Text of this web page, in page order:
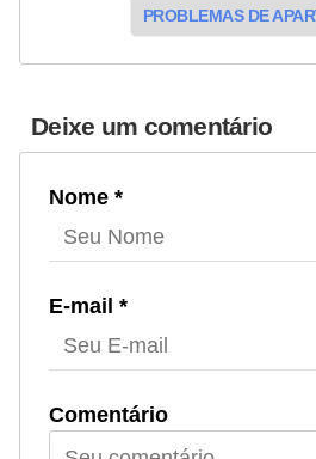
PROBLEMAS DE
Deixe um comentário
Nome *
E-mail *
Comentário